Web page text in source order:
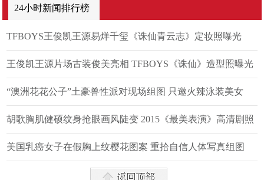
24小时新闻排行榜
TFBOYS王俊凯王源易烊千玺《诛仙青云志》定妆照曝光
王俊凯王源片场古装俊美亮相 TFBOYS《诛仙》造型照曝光
“澳洲花花公子”土豪兽性派对现场组图 只邀火辣泳装美女
胡歌胸肌健硕纹身抢眼画风陡变 2015《最美表演》高清剧照
美国乳癌女子在假胸上纹樱花图案 重拾自信人体写真组图